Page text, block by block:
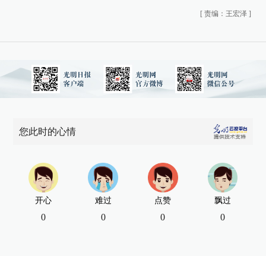
[ 责编：王宏泽 ]
您此时的心情
开心
0
难过
0
点赞
0
飘过
0